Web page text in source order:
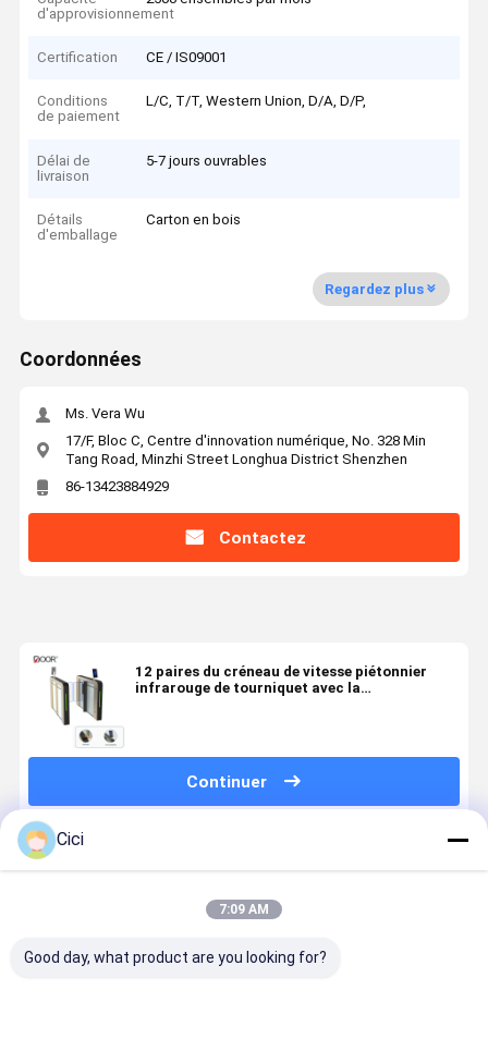
d'approvisionnement
Certification CE / IS09001
Conditions
de paiement
L/C, T/T, Western Union, D/A, D/P,
Délai de
livraison
5-7 jours ouvrables
Détails
d'emballage
Carton en bois
Regardez plus
Coordonnées
Ms. Vera Wu
17/F, Bloc C, Centre d'innovation numérique, No. 328 Min
Tang Road, Minzhi Street Longhua District Shenzhen
86-13423884929
Contactez
12 paires du créneau de vitesse piétonnier
infrarouge de tourniquet avec la
Continuer
Produits Recommandés
Cici
7:09 AM
Good day, what product are you looking for?